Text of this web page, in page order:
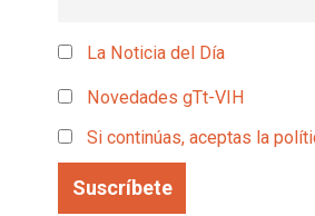
La Noticia del Día
Novedades gTt-VIH
Si continúas, aceptas la